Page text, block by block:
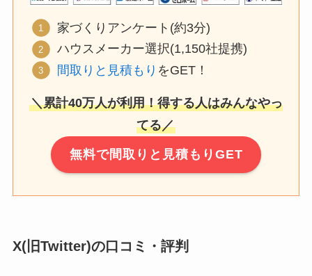
家づくりアンケート(約3分)
ハウスメーカー選択(1,150社提携)
間取りと見積もり をGET！
＼累計40万人が利用！得する人はみんなやっ
てる／
無料で間取りと見積もりGET
X(旧Twitter)の口コミ・評判